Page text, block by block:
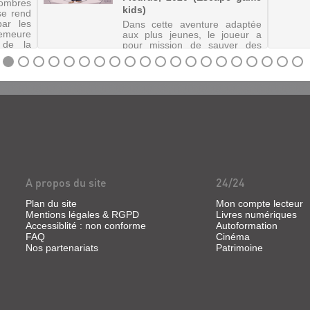
kids)
Dans cette aventure adaptée
aux plus jeunes, le joueur a
pour mission de sauver des
animaux à l'intérieur d'un zoo.
Avec des énigmes à résoudre
l'observation et à l'espr...
rend
les
de la
dont
A propos du site
Plan du site
Mentions légales & RGPD
Accessiblité : non conforme
FAQ
Nos partenariats
24/24
Mon compte lecteur
Livres numériques
Autoformation
Cinéma
Patrimoine